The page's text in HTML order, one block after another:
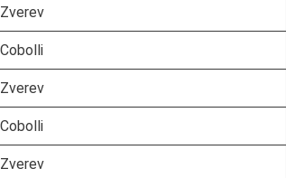
Zverev
Cobolli
Zverev
Cobolli
Zverev